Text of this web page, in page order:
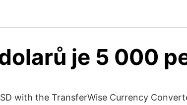
je 5 000
with the TransferWise Currency